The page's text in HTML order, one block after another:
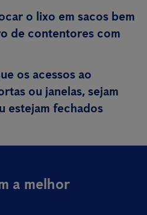
o lixo em sacos bem
de contentores com
os acessos ao
ou janelas, sejam
estejam fechados
a melhor